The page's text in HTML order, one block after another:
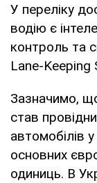
У переліку
водію є
контроль та
Lane-Keeping
Зазначимо,
став
автомобілів
основних
одиниць. В